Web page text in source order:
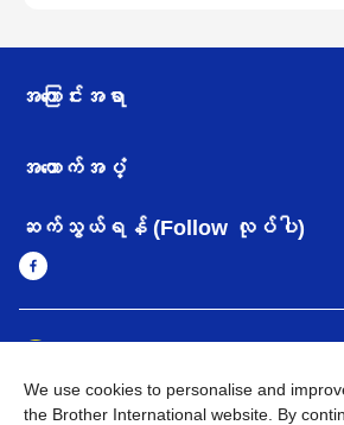
အကြောင်းအရာ
အထောက်အပံ့
ဆက်သွယ်ရန် (Follow လုပ်ပါ)
အချက်အလက်မူဝါဒ အသုံးပြုမူဝါဒ
We use cookies to personalise and
the Brother International website. By